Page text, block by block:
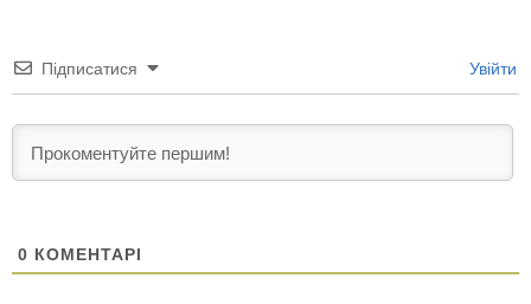
Підписатися Увійти
0 КОМЕНТАРІ